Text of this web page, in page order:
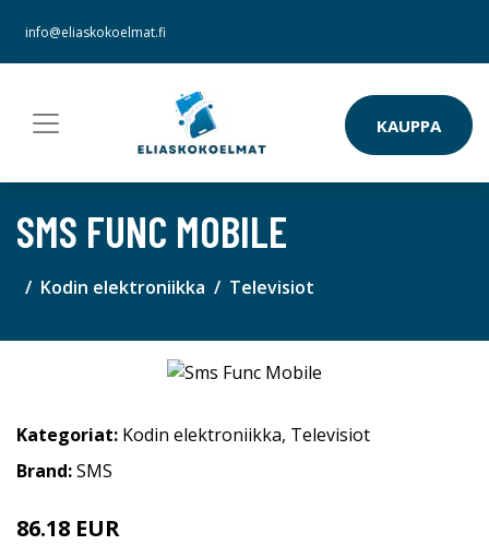
info@eliaskokoelmat.fi
KAUPPA
SMS FUNC MOBILE
Kodin elektroniikka Televisiot
Kategoriat: Kodin elektroniikka, Televisiot
Brand:SMS
86.18 EUR